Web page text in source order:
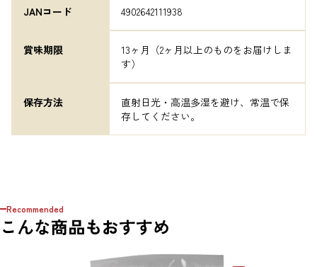
JANコード 4902642111938
賞味期限
13ヶ月（2ヶ月以上のものをお届けしま
す）
保存方法
直射日光・高温多湿を避け、常温で保
存してください。
Recommended
こんな商品もおすすめ